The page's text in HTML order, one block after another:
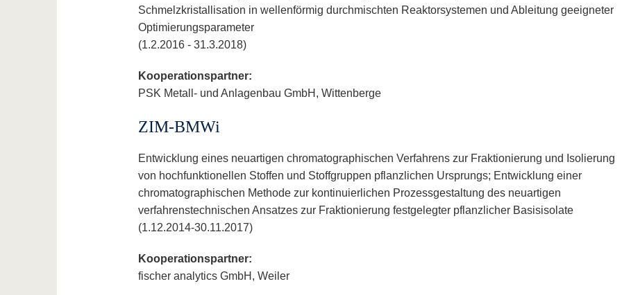
Schmelzkristallisation in wellenförmig durchmischten Reaktorsystemen und Ableitung geeigneter
Optimierungsparameter
(1.2.2016 - 31.3.2018)
Kooperationspartner:
PSK Metall- und Anlagenbau GmbH, Wittenberge
ZIM-BMWi
Entwicklung eines neuartigen chromatographischen Verfahrens zur Fraktionierung und Isolierung
von hochfunktionellen Stoffen und Stoffgruppen pflanzlichen Ursprungs; Entwicklung einer
chromatographischen Methode zur kontinuierlichen Prozessgestaltung des neuartigen
verfahrenstechnischen Ansatzes zur Fraktionierung festgelegter pflanzlicher Basisisolate
(1.12.2014-30.11.2017)
Kooperationspartner:
fischer analytics GmbH, Weiler